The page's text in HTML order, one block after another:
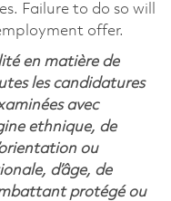
Failure to do so will
offer.
en matière de
les candidatures
avec
ethnique, de
ou
d’âge, de
protégé ou